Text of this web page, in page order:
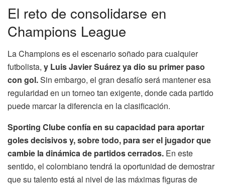
El reto de consolidarse en
Champions League
La Champions es el escenario soñado para cualquier
futbolista, y Luis Javier Suárez ya dio su primer paso
con gol.Sin embargo, el gran desafío será mantener esa
regularidad en un torneo tan exigente, donde cada partido
puede marcar la diferencia en la clasificación.
Sporting Clube confía en su capacidad para aportar
goles decisivos y, sobre todo, para ser el jugador que
cambie la dinámica de partidos cerrados. En este
sentido, el colombiano tendrá la oportunidad de demostrar
que su talento está al nivel de las máximas figuras de